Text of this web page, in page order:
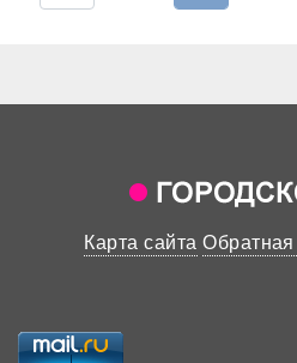
Карта сайта Обратная